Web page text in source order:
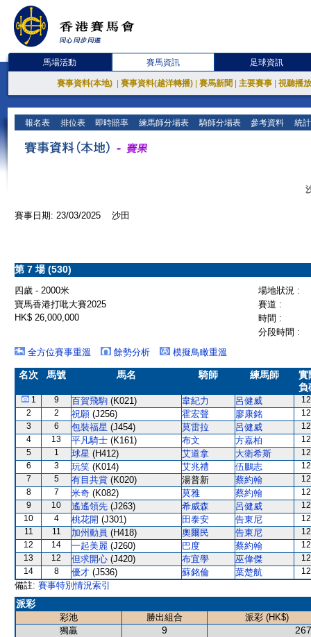
馬場活動 賽馬資訊 足球資訊
賽事資料(本地) 賽事資料(越洋轉播) 賽馬新聞 主要賽事 視聽播
報名表 排位表 即時賠率 練馬師分場表 騎師分場表 參考資料 統
賽事日期: 23/03/2025 沙田
第 7 場 (530)
四歲 - 2000米
場地狀況 :
寶馬香港打吡大賽2025
賽道 :
HK$ 26,000,000
時間 :
分段時間 :
全方位賽事重溫
餘勢分析 模擬鳥瞰重溫
名次 馬號 馬名 騎師 練馬師
實
負
1 9 百賀飛駒 (K021) 韋紀力 呂健威
2
2 祝願 (J256) 霍宏聲 廖康銘
3
6 包裝福星 (J454) 莫雷拉 呂健威
4
13 平凡騎士 (K161) 布文 方嘉柏
5
1 球星 (H412) 艾道拿 大衛希斯
6
3 玩笑 (K014) 艾兆禮 伍鵬志
7
5 有目共賞 (K020) 湯普新 蔡約翰
8
7 米奇 (K082) 莫雅 蔡約翰
9
10 遙遙領先 (J263) 希威森 呂健威
10
4 桃花開 (J301) 田泰安 告東尼
11
11 加州動員 (H418) 奧爾民 告東尼
12
14 一起美麗 (J260) 巴度 蔡約翰
13
12 但求開心 (J420) 布宜學 巫偉傑
14
8 優才 (J536) 蘇銘倫 葉楚航
備註: 賽事特別情況索引
派彩
彩池 勝出組合
派彩 (HK$)
獨贏
9